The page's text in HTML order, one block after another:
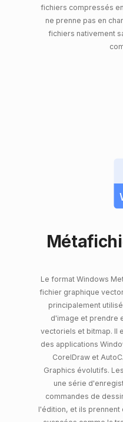
fichiers compressés
ne prenne pas en
fichiers nativement
Le format Windows
fichier graphique
principalement
d'image et prendre
vectoriels et bitmap. Il
des applications
CorelDraw et
Graphics évolutifs.
une série
commandes de
l'édition, et ils